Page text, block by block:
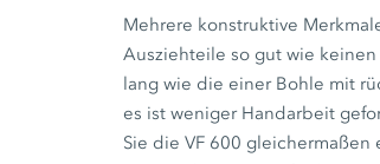
Mehrere konstruktive
Ausziehteile so gut wie
lang wie die einer Bohle mit
es ist weniger Handarbeit
Sie die VF 600